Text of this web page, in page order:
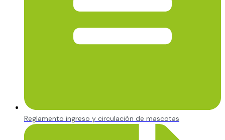
Reglamento ingreso y circulación de mascotas